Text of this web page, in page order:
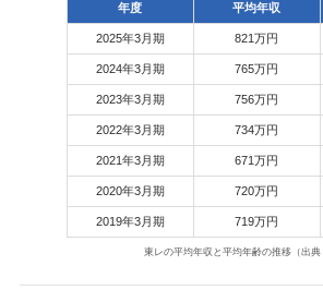
年度 平均年収
2025年3月期 821万円
2024年3月期 765万円
2023年3月期 756万円
2022年3月期 734万円
2021年3月期 671万円
2020年3月期 720万円
2019年3月期 719万円
東レの平均年収と平均年齢の推移（出典